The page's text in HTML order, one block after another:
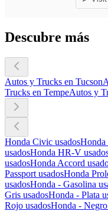
Descubre más
Autos y Trucks en Tucson
Trucks en TempeAutos y
Honda Civic usadosHonda
usadosHonda HR-V
usadosHonda Accord
Passport usadosHonda
usadosHonda - Gasolina
Gris usadosHonda - Plata
Rojo usadosHonda - Negro